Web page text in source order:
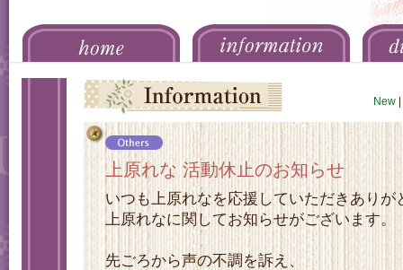
New
上原れな 活動休止のお知らせ
いつも上原れなを応援していただきありが
上原れなに関してお知らせがございます。
先ごろから声の不調を訴え、